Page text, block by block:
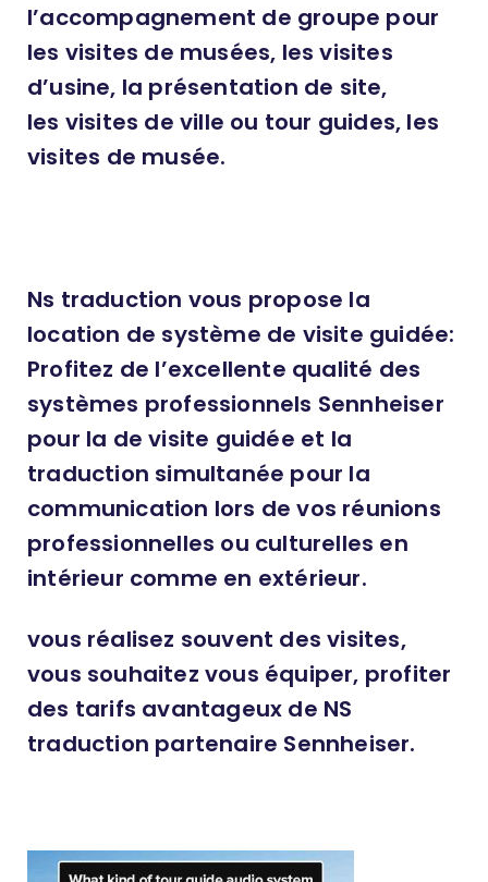
l’accompagnement de groupe pour
les visites de musées, les visites
d’usine, la présentation de site,
les visites de ville ou tour guides, les
visites de musée.
Ns traduction vous propose la
location de système de visite guidée:
Profitez de l’excellente qualité des
systèmes professionnels Sennheiser
pour la de visite guidée et la
traduction simultanée pour la
communication lors de vos réunions
professionnelles ou culturelles en
intérieur comme en extérieur.
vous réalisez souvent des visites,
vous souhaitez vous équiper, profiter
des tarifs avantageux de NS
traduction partenaire Sennheiser.